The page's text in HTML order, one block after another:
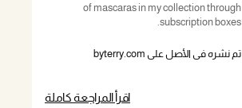
of mascaras in my collection through
subscription boxes.
تم نشره في الأصل على byterry.com
اقرأ المراجعة كاملة